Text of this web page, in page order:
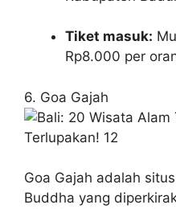
Tiket masuk:
Rp8.000 per
6. Goa Gajah
Goa Gajah adalah
Buddha yang